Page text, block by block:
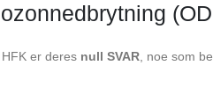
er deres null SVAR , noe som